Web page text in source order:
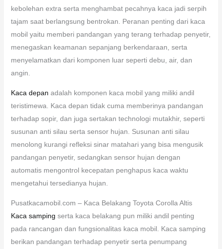
kebolehan extra serta menghambat pecahnya kaca jadi serpih
tajam saat berlangsung bentrokan. Peranan penting dari kaca
mobil yaitu memberi pandangan yang terang terhadap penyetir,
menegaskan keamanan sepanjang berkendaraan, serta
menyelamatkan dari komponen luar seperti debu, air, dan
angin.
Kaca depan adalah komponen kaca mobil yang miliki andil
teristimewa. Kaca depan tidak cuma memberinya pandangan
terhadap sopir, dan juga sertakan technologi mutakhir, seperti
susunan anti silau serta sensor hujan. Susunan anti silau
menolong kurangi refleksi sinar matahari yang bisa mengusik
pandangan penyetir, sedangkan sensor hujan dengan
automatis mengontrol kecepatan penghapus kaca waktu
mengetahui tersedianya hujan.
Pusatkacamobil.com – Kaca Belakang Toyota Corolla Altis
Kaca samping serta kaca belakang pun miliki andil penting
pada rancangan dan fungsionalitas kaca mobil. Kaca samping
berikan pandangan terhadap penyetir serta penumpang